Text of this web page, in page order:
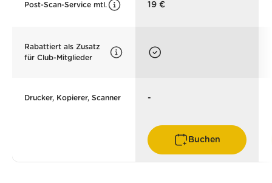
Post-Scan-Service mtl. 19 €
Rabattiert als Zusatz
für Club-Mitglieder
Drucker, Kopierer, Scanner -
Buchen